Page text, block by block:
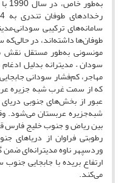
سامانه‌های ترکیبی
طوفان‌ها داشته‌اند، در حالی‌که
مونسونی به‌طور مستقل نقش
سودان – مدیترانه بدلیل
مهاجر، کم‌فشار سودانی
که از سمت غرب شبه جزیره
عبور از بخش‌های جنوبی
شبه‌جزیره عربستان می‌شود.
بین ریاض و جنوب خلیج فارس
رطوبتی فراوان از دریاهای
وردسپهر ناوه مدیترانه‌ای
ارتفاع بریده با جابجایی
می‌کند.